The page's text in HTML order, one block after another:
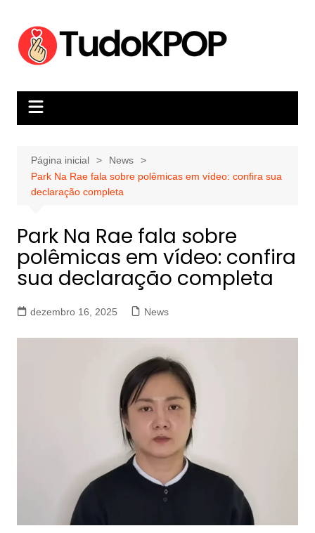
conteúdo
Página inicial
News
Park Na Rae fala sobre polêmicas em vídeo: confira sua
declaração completa
Park Na Rae fala sobre
polêmicas em vídeo: confira
sua declaração completa
dezembro 16, 2025 News